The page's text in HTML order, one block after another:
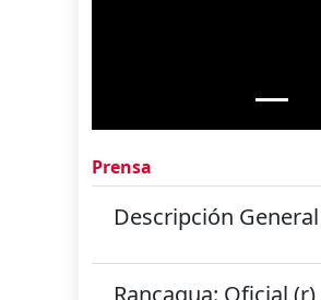
Prensa
Descripción General
Rancagua: Oficial